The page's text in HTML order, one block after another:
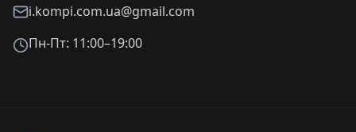
i.kompi.com.ua@gmail.com
Пн-Пт: 11:00–19:00